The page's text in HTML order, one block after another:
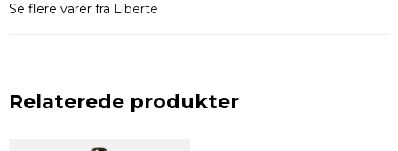
Se flere varer fra Liberte
Relaterede produkter